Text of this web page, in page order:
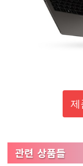
제
관련 상품들